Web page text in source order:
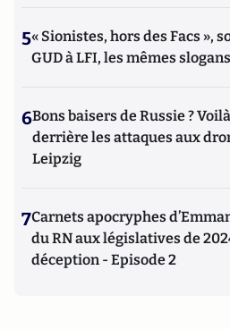
5« Sionistes, hors des Facs »,
GUD à LFI, les mêmes
6Bons baisers de Russie ?
derrière les attaques aux
Leipzig
7Carnets apocryphes
du RN aux législatives de
déception - Episode 2